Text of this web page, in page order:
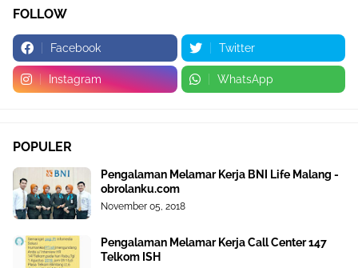
FOLLOW
Facebook Twitter
Instagram WhatsApp
POPULER
Pengalaman Melamar Kerja BNI Life Malang -
obrolanku.com
November 05, 2018
Pengalaman Melamar Kerja Call Center 147
Telkom ISH